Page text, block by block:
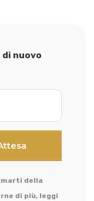
nuovo
della
di più, leggi